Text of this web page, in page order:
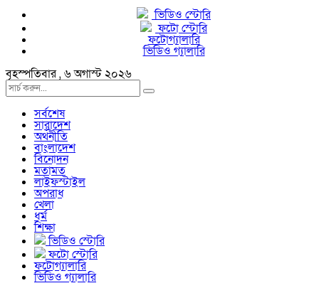
ভিডিও স্টোরি
ফটো স্টোরি
ফটোগ্যালারি
ভিডিও গ্যালারি
বৃহস্পতিবার , ৬ অগাস্ট ২০২৬
সর্বশেষ
সারাদেশ
অর্থনীতি
বাংলাদেশ
বিনোদন
মতামত
লাইফস্টাইল
অপরাধ
খেলা
ধর্ম
শিক্ষা
ভিডিও স্টোরি
ফটো স্টোরি
ফটোগ্যালারি
ভিডিও গ্যালারি